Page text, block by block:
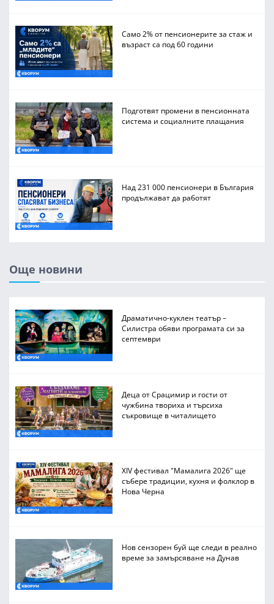
Само 2% от пенсионерите за стаж и
възраст са под 60 години
Подготвят промени в пенсионната
система и социалните плащания
Над 231 000 пенсионери в България
продължават да работят
Още новини
Драматично-куклен театър –
Силистра обяви програмата си за
септември
Деца от Срацимир и гости от
чужбина твориха и търсиха
съкровище в читалището
XIV фестивал "Мамалига 2026" ще
събере традиции, кухня и фолклор в
Нова Черна
Нов сензорен буй ще следи в реално
време за замърсяване на Дунав